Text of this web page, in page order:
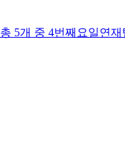
총 5개 중 4번째 요일연재